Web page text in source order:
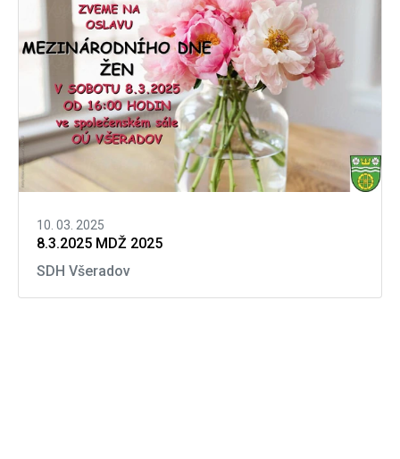
10. 03. 2025
8.3.2025 MDŽ 2025
SDH Všeradov